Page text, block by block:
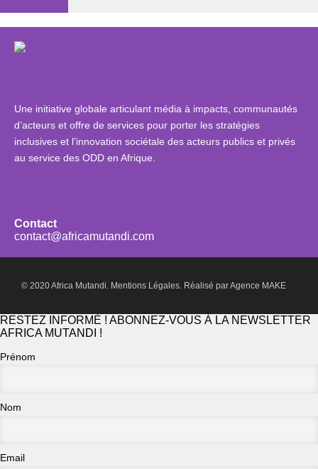
Une initiative globale articulant média à impacts, communautés
d’acteurs et offre de services pour porter les stratégies
inclusives et l’innovation sociétale des acteurs publics et privés
au service des ODD en Afrique.
Contact
contact@africamutandi.com
© 2020 Africa Mutandi. Mentions Légales. Réalisé parAgence MAKE
RESTEZ INFORMÉ ! ABONNEZ-VOUS À LA NEWSLETTER
AFRICA MUTANDI !
Prénom
Nom
Email